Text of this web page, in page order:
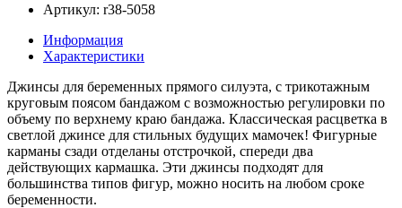
Артикул: r38-5058
Информация
Характеристики
Джинсы для беременных прямого силуэта, с трикотажным
круговым поясом бандажом с возможностью регулировки по
объему по верхнему краю бандажа. Классическая расцветка в
светлой джинсе для стильных будущих мамочек! Фигурные
карманы сзади отделаны отстрочкой, спереди два
действующих кармашка. Эти джинсы подходят для
большинства типов фигур, можно носить на любом сроке
беременности.